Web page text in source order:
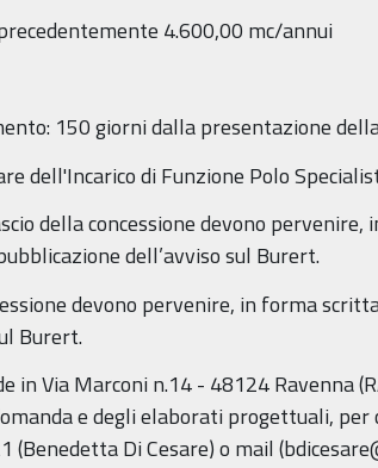
4.600,00 mc/annui
150 giorni dalla presentazione
dell'Incarico di Funzione Polo
della concessione devono
dell’avviso sul Burert.
devono pervenire, in forma
Burert.
in Via Marconi n.14 - 48124 Ravenna
e degli elaborati progettuali,
Di Cesare) o mail